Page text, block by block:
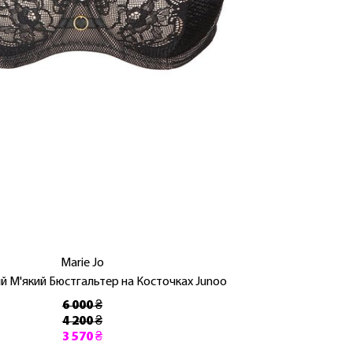
Marie Jo
М'який Бюстгальтер на Косточках Junoo
6 000 ₴
4 200 ₴
3 570 ₴